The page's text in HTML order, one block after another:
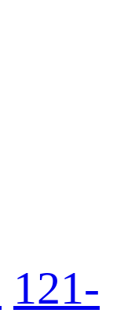
121-